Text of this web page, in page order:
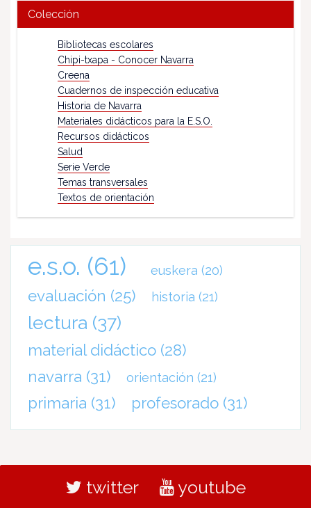
Colección
Bibliotecas escolares
Chipi-txapa - Conocer Navarra
Creena
Cuadernos de inspección educativa
Historia de Navarra
Materiales didácticos para la E.S.O.
Recursos didácticos
Salud
Serie Verde
Temas transversales
Textos de orientación
e.s.o. (61) euskera (20)
evaluación (25) historia (21)
lectura (37)
material didáctico (28)
navarra (31) orientación (21)
primaria (31) profesorado (31)
twitter youtube